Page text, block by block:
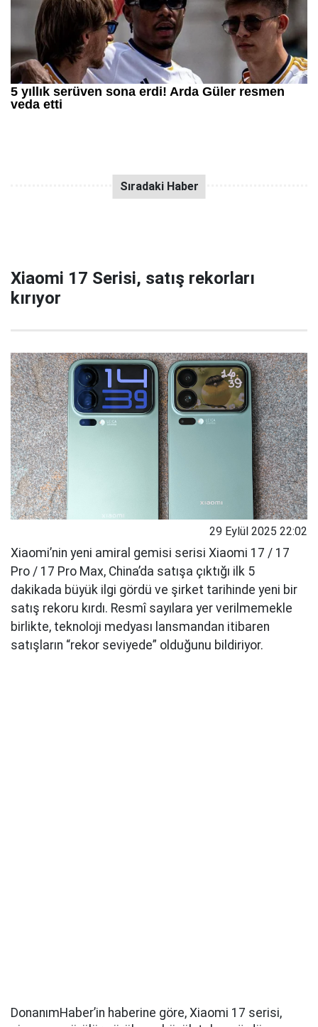
Xiaomi 17 Serisi, satış rekorları
kırıyor
29 Eylül 2025 22:02
Xiaomi’nin yeni amiral gemisi serisi Xiaomi 17 / 17
Pro / 17 Pro Max, China’da satışa çıktığı ilk 5
dakikada büyük ilgi gördü ve şirket tarihinde yeni bir
satış rekoru kırdı. Resmî sayılara yer verilmemekle
birlikte, teknoloji medyası lansmandan itibaren
satışların “rekor seviyede” olduğunu bildiriyor.
DonanımHaber’in haberine göre, Xiaomi 17 serisi,